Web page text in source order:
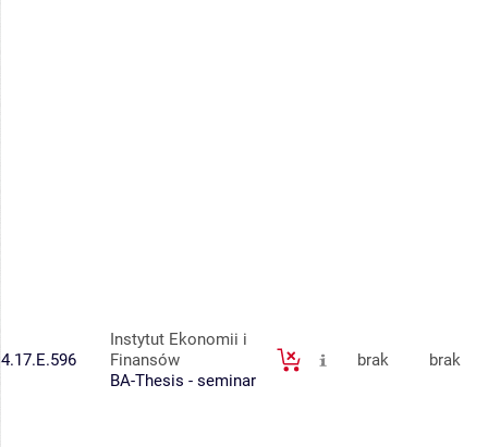
4.17.E.596
Instytut Ekonomii i
Finansów
BA-Thesis - seminar
brak brak